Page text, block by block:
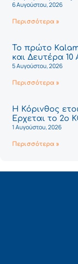
6 Αυγούστου, 2026
Περισσότερα »
Το πρώτο
και Δευτέρα 10
5 Αυγούστου, 2026
Περισσότερα »
Η Κόρινθος
Έρχεται το 2ο
1 Αυγούστου, 2026
Περισσότερα »